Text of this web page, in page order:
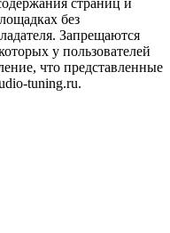
без
Запрещаются
у пользователей
что представленные
tuning.ru.